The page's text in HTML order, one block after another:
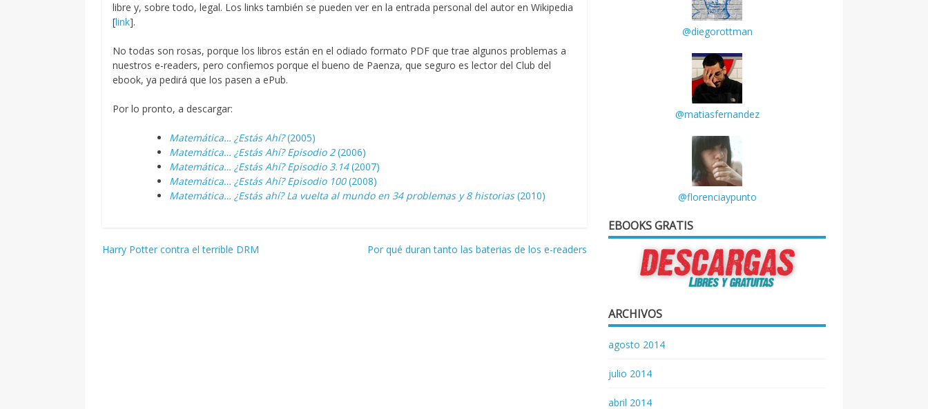
libre y, sobre todo, legal. Los links también se pueden ver en la entrada personal del autor en Wikipedia
[link].
No todas son rosas, porque los libros están en el odiado formato PDF que trae algunos problemas a
nuestros e-readers, pero confiemos porque el bueno de Paenza, que seguro es lector del Club del
ebook, ya pedirá que los pasen a ePub.
Por lo pronto, a descargar:
Matemática… ¿Estás Ahí?(2005)
Matemática… ¿Estás Ahí? Episodio 2(2006)
Matemática… ¿Estás Ahí? Episodio 3.14(2007)
Matemática… ¿Estás Ahí? Episodio 100(2008)
Matemática… ¿Estás ahí? La vuelta al mundo en 34 problemas y 8 historias(2010)
Navegación
Harry Potter contra el terrible DRM Por qué duran tanto las baterias de los e-readers
@diegorottman
@matiasfernandez
@florenciaypunto
EBOOKS GRATIS
ARCHIVOS
agosto 2014
julio 2014
abril 2014